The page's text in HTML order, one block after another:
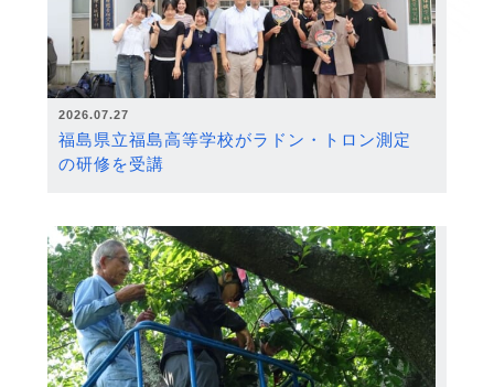
2026.07.27
福島県立福島高等学校がラドン・トロン測定
の研修を受講